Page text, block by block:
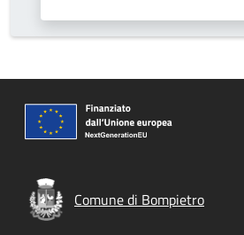
Comune di Bompietro